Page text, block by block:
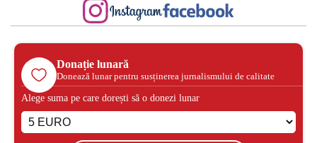
Donație lunară
Donează lunar pentru susținerea jurnalismului de calitate
Alege suma pe care dorești să o donezi lunar